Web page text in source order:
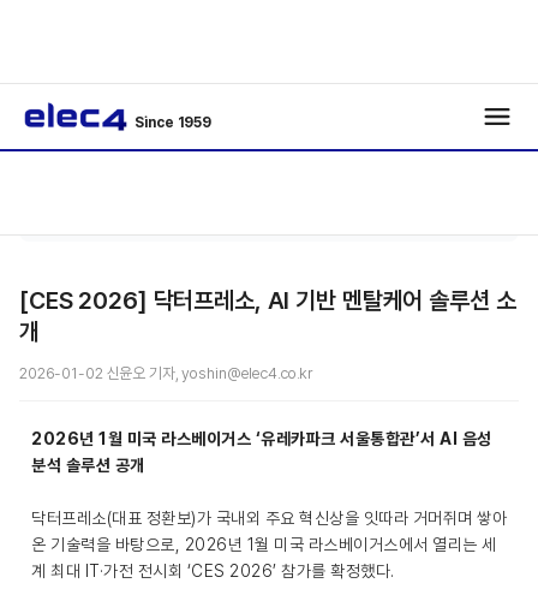
Since 1959
[CES 2026] 닥터프레소, AI 기반 멘탈케어 솔루션 소
개
2026-01-02 신윤오 기자, yoshin@elec4.co.kr
2026년 1월 미국 라스베이거스 ‘유레카파크 서울통합관’서 AI 음성
분석 솔루션 공개
닥터프레소(대표 정환보)가 국내외 주요 혁신상을 잇따라 거머쥐며 쌓아
온 기술력을 바탕으로, 2026년 1월 미국 라스베이거스에서 열리는 세
계 최대 IT·가전 전시회 ‘CES 2026’ 참가를 확정했다.